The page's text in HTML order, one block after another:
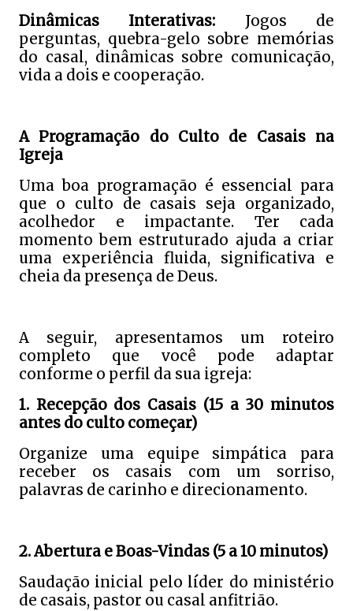
Dinâmicas Interativas: Jogos de
perguntas, quebra-gelo sobre memórias
do casal, dinâmicas sobre comunicação,
vida a dois e cooperação.
A Programação do Culto de Casais na
Igreja
Uma boa programação é essencial para
que o culto de casais seja organizado,
acolhedor e impactante. Ter cada
momento bem estruturado ajuda a criar
uma experiência fluida, significativa e
cheia da presença de Deus.
A seguir, apresentamos um roteiro
completo que você pode adaptar
conforme o perfil da sua igreja:
1. Recepção dos Casais (15 a 30 minutos
antes do culto começar)
Organize uma equipe simpática para
receber os casais com um sorriso,
palavras de carinho e direcionamento.
2. Abertura e Boas-Vindas (5 a 10 minutos)
Saudação inicial pelo líder do ministério
de casais, pastor ou casal anfitrião.